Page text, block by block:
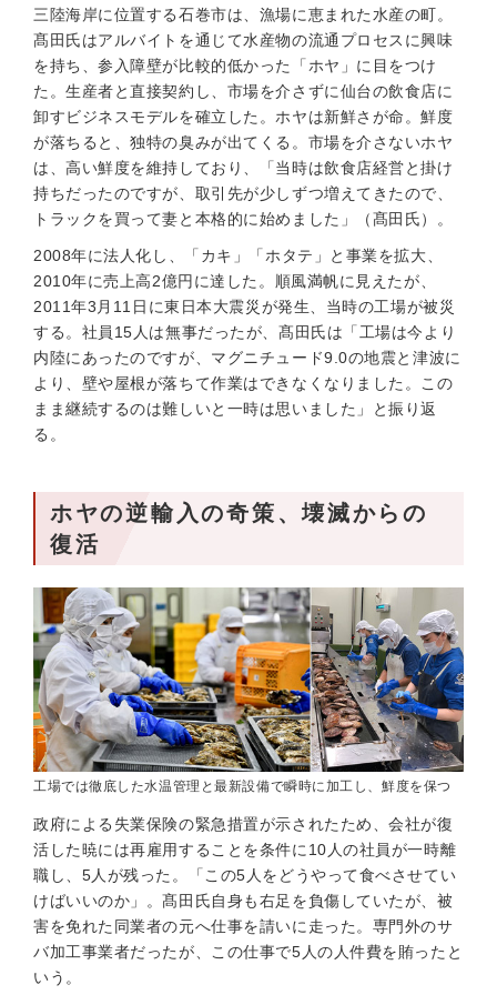
三陸海岸に位置する石巻市は、漁場に恵まれた水産の町。
髙田氏はアルバイトを通じて水産物の流通プロセスに興味
を持ち、参入障壁が比較的低かった「ホヤ」に目をつけ
た。生産者と直接契約し、市場を介さずに仙台の飲食店に
卸すビジネスモデルを確立した。ホヤは新鮮さが命。鮮度
が落ちると、独特の臭みが出てくる。市場を介さないホヤ
は、高い鮮度を維持しており、「当時は飲食店経営と掛け
持ちだったのですが、取引先が少しずつ増えてきたので、
トラックを買って妻と本格的に始めました」（髙田氏）。
2008年に法人化し、「カキ」「ホタテ」と事業を拡大、
2010年に売上高2億円に達した。順風満帆に見えたが、
2011年3月11日に東日本大震災が発生、当時の工場が被災
する。社員15人は無事だったが、髙田氏は「工場は今より
内陸にあったのですが、マグニチュード9.0の地震と津波に
より、壁や屋根が落ちて作業はできなくなりました。この
まま継続するのは難しいと一時は思いました」と振り返
る。
ホヤの逆輸入の奇策、壊滅からの
復活
工場では徹底した水温管理と最新設備で瞬時に加工し、鮮度を保つ
政府による失業保険の緊急措置が示されたため、会社が復
活した暁には再雇用することを条件に10人の社員が一時離
職し、5人が残った。「この5人をどうやって食べさせてい
けばいいのか」。髙田氏自身も右足を負傷していたが、被
害を免れた同業者の元へ仕事を請いに走った。専門外のサ
バ加工事業者だったが、この仕事で5人の人件費を賄ったと
いう。